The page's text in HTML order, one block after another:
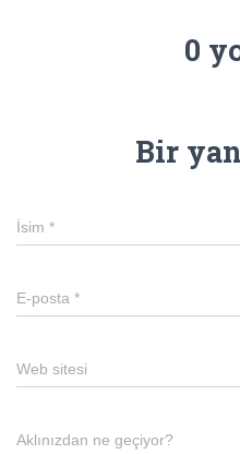
0
Bir
İsim *
E-posta *
Web sitesi
Aklınızdan ne geçiyor?